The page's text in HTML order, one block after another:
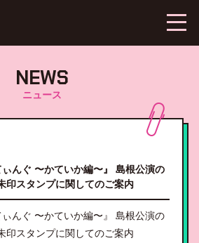
NEWS
ニュース
ぃんぐ 〜かていか編〜』 島根公演の
印スタンプに関してのご案内
ぃんぐ 〜かていか編〜』 島根公演の
印スタンプに関してのご案内